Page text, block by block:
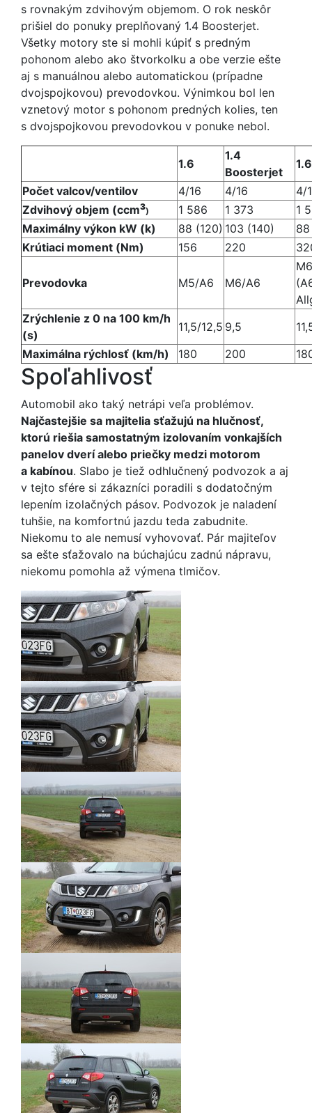
s rovnakým zdvihovým objemom. O rok neskôr
prišiel do ponuky preplňovaný 1.4 Boosterjet.
Všetky motory ste si mohli kúpiť s predným
pohonom alebo ako štvorkolku a obe verzie ešte
aj s manuálnou alebo automatickou (prípadne
dvojspojkovou) prevodovkou. Výnimkou bol len
vznetový motor s pohonom predných kolies, ten
s dvojspojkovou prevodovkou v ponuke nebol.
1.6
1.4
Boosterjet
Počet valcov/ventilov
4/16 4/16
4/
Zdvihový objem (ccm3) 1 586 1 373
1
Maximálny výkon kW (k)
88 (120) 103 (140)
Krútiaci moment (Nm)
156 220
Prevodovka M5/A6 M6/A6
Zrýchlenie z 0 na 100 km/h
(s)
11,5/12,5 9,5
Maximálna rýchlosť (km/h)
180 200
Spoľahlivosť
Automobil ako taký netrápi veľa problémov.
Najčastejšie sa majitelia sťažujú na hlučnosť,
ktorú riešia samostatným izolovaním vonkajších
panelov dverí alebo priečky medzi motorom
a kabínou. Slabo je tiež odhlučnený podvozok a aj
v tejto sfére si zákazníci poradili s dodatočným
lepením izolačných pásov. Podvozok je naladení
tuhšie, na komfortnú jazdu teda zabudnite.
Niekomu to ale nemusí vyhovovať. Pár majiteľov
sa ešte sťažovalo na búchajúcu zadnú nápravu,
niekomu pomohla až výmena tlmičov.